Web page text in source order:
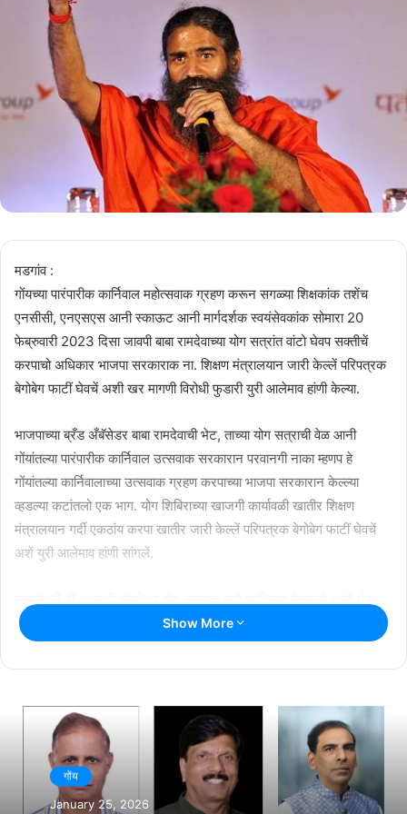
मडगांव :
गोंयच्या पारंपारीक कार्निवाल महोत्सवाक ग्रहण करून सगळ्या शिक्षकांक तशेंच
एनसीसी, एनएसएस आनी स्काऊट आनी मार्गदर्शक स्वयंसेवकांक सोमारा 20
फेब्रुवारी 2023 दिसा जावपी बाबा रामदेवाच्या योग सत्रांत वांटो घेवप सक्तीचें
करपाचो अधिकार भाजपा सरकाराक ना. शिक्षण मंत्रालयान जारी केल्लें परिपत्रक
बेगोबेग फाटीं घेवचें अशी खर मागणी विरोधी फुडारी युरी आलेमाव हांणी केल्या.
भाजपाच्या ब्रँड अँबॅसेडर बाबा रामदेवाची भेट, ताच्या योग सत्राची वेळ आनी
गोंयांतल्या पारंपारीक कार्निवाल उत्सवाक सरकारान परवानगी नाका म्हणप हे
गोंयांतल्या कार्निवालाच्या उत्सवाक ग्रहण करपाच्या भाजपा सरकारान केल्ल्या
व्हडल्या कटांतलो एक भाग. योग शिबिराच्या खाजगी कार्यावळी खातीर शिक्षण
मंत्रालयान गर्दी एकठांय करपा खातीर जारी केल्लें परिपत्रक बेगोबेग फाटीं घेवचें
अशें युरी आलेमाव हांणी सांगलें.
आशिल्ल्यान इव्हेंट मॅनेजर प्रमोद सावंत हांच्या फुडारपणा खाला भाजपा सरकारान
बाबा रामदेवाच्या योग सत्रांत शिक्षक, एनसीसी, एनएसएस आनी स्काऊट आनी
मार्गदर्शक स्वयंसेवकांक हाजीर रावप सक्तीचें केलां. हें परिपत्रक बेगोबेग फाटीं घेवचें
Related Articles
राश्ट्रीय नाट्य महोत्सवात सादर जातलें ‘देश राग’
Show More
गोंय
January 25, 2026